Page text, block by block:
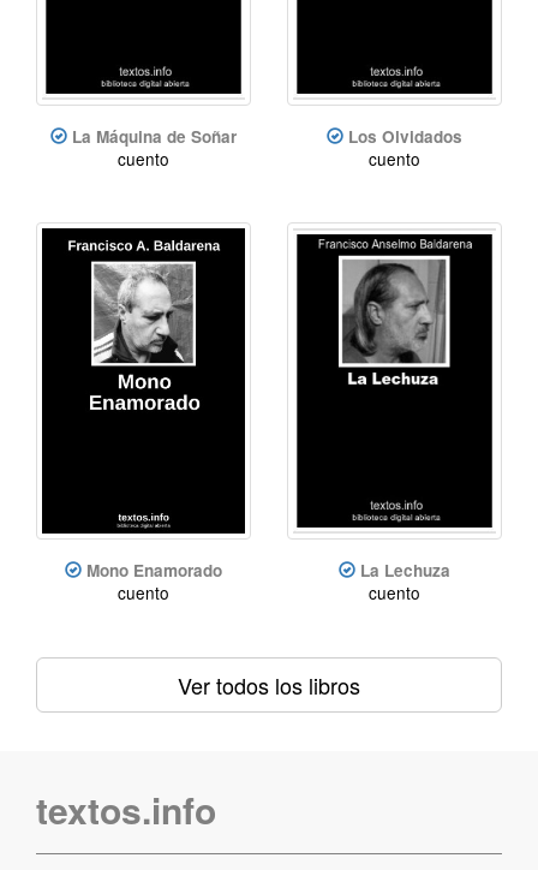
La Máquina de Soñar
cuento
Los Olvidados
cuento
Mono Enamorado
cuento
La Lechuza
cuento
Ver todos los libros
textos.info